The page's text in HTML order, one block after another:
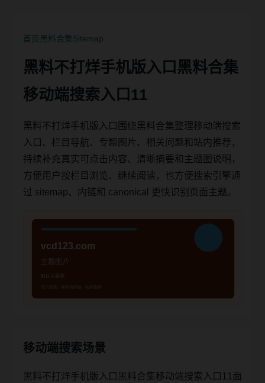
首页黑料合集Sitemap
黑料不打烊手机版入口黑料合集
移动端搜索入口11
黑料不打烊手机版入口围绕黑料合集整理移动端搜索
入口、栏目导航、专题图片、相关问题和站内推荐，
持续补充真实可点击内容、清晰摘要和主题图说明，
方便用户按栏目浏览、继续阅读，也方便搜索引擎通
过 sitemap、内链和 canonical 更快识别页面主题。
移动端搜索场景
黑料不打烊手机版入口黑料合集移动端搜索入口11面